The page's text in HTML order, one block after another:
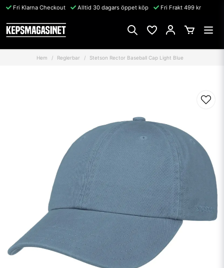
Fri Klarna Checkout Alltid 30 dagars öppet köp Fri Frakt 499 kr
Hem Reglerbar Stetson Rector Baseball Cap Light Blue